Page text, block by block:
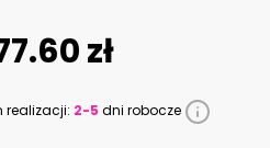
zł
realizacji: 2-5 dni robocze